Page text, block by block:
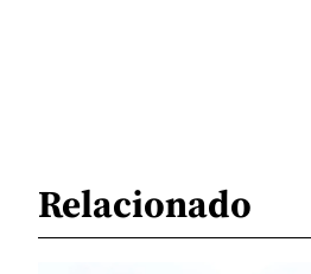
Relacionado